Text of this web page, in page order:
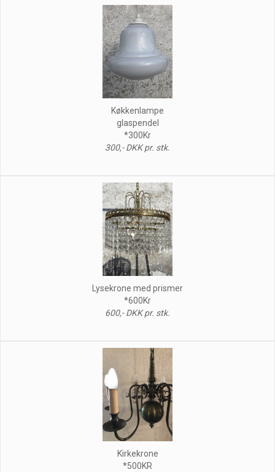
Køkkenlampe
glaspendel
*300Kr
300,- DKK pr. stk.
Lysekrone med prismer
*600Kr
600,- DKK pr. stk.
Kirkekrone
*500KR